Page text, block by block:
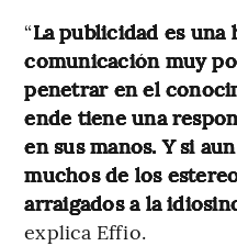
“La publicidad es una
comunicación muy
penetrar en el
ende tiene una
en sus manos. Y si
muchos de los
arraigados a la
explica Effio.